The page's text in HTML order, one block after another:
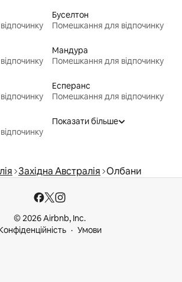
Буселтон
Помешкання для відпочинку
Мандура
Помешкання для відпочинку
Есперанс
Помешкання для відпочинку
Показати більше
Західна Австралія Олбани
© 2026 Airbnb, Inc.
Умови